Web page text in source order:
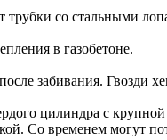
трубки со стальными
в газобетоне.
забивания. Гвозди
цилиндра с крупной
Со временем могут